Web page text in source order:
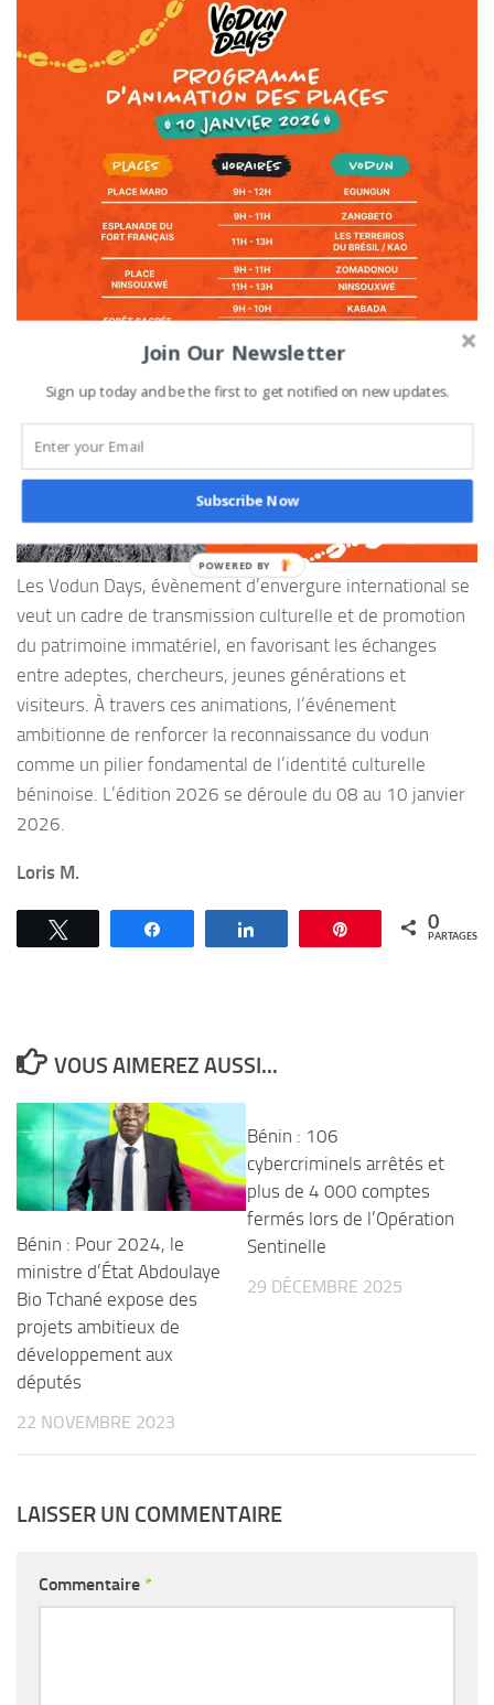
Les Vodun Days, évènement d’envergure international se
veut un cadre de transmission culturelle et de promotion
du patrimoine immatériel, en favorisant les échanges
entre adeptes, chercheurs, jeunes générations et
visiteurs. À travers ces animations, l’événement
ambitionne de renforcer la reconnaissance du vodun
comme un pilier fondamental de l’identité culturelle
béninoise. L’édition 2026 se déroule du 08 au 10 janvier
2026.
Loris M.
Épingle 0
PARTAGES
VOUS AIMEREZ AUSSI...
Bénin : Pour 2024, le
ministre d’État Abdoulaye
Bio Tchané expose des
projets ambitieux de
développement aux
députés
22 NOVEMBRE 2023
Bénin : 106
cybercriminels arrêtés et
plus de 4 000 comptes
fermés lors de l’Opération
Sentinelle
29 DÉCEMBRE 2025
LAISSER UN COMMENTAIRE
Commentaire *
Join Our Newsletter
Sign up today and be the first to get notified on new updates.
Subscribe Now